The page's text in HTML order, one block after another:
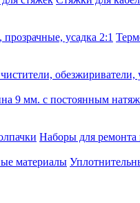
усадка 2:1
обезжириватели,
9 мм. с постоянным
Наборы для ремонта
материалы